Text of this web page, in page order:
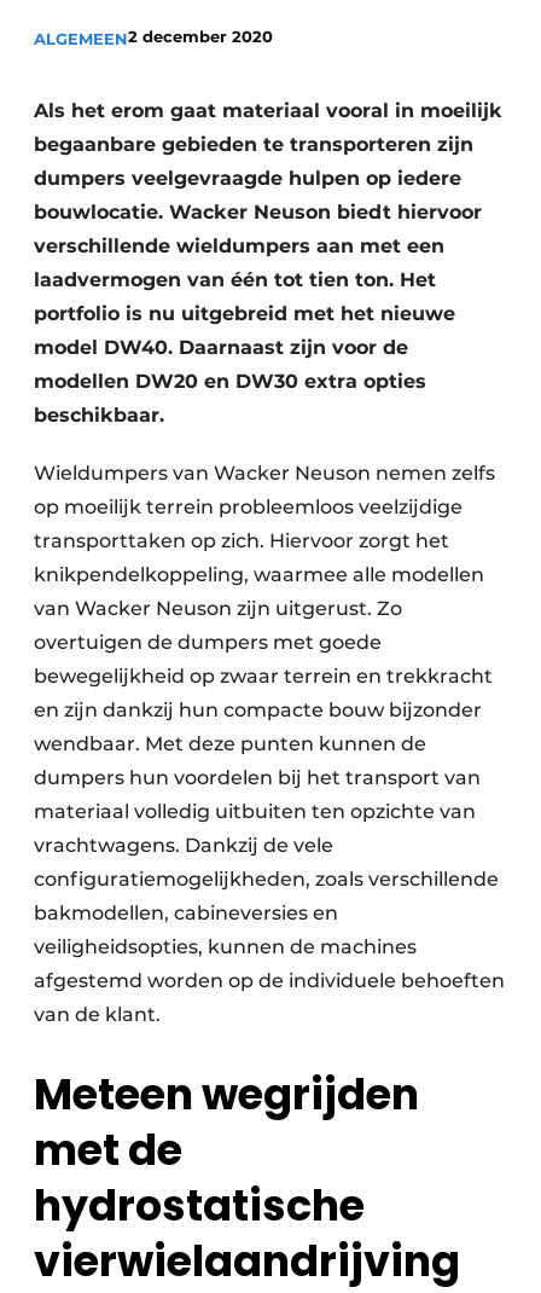
Video’s
ALGEMEEN2 december 2020
Als het erom gaat materiaal vooral in moeilijk
begaanbare gebieden te transporteren zijn
dumpers veelgevraagde hulpen op iedere
bouwlocatie. Wacker Neuson biedt hiervoor
verschillende wieldumpers aan met een
laadvermogen van één tot tien ton. Het
portfolio is nu uitgebreid met het nieuwe
model DW40. Daarnaast zijn voor de
modellen DW20 en DW30 extra opties
beschikbaar.
Wieldumpers van Wacker Neuson nemen zelfs
op moeilijk terrein probleemloos veelzijdige
transporttaken op zich. Hiervoor zorgt het
knikpendelkoppeling, waarmee alle modellen
van Wacker Neuson zijn uitgerust. Zo
overtuigen de dumpers met goede
bewegelijkheid op zwaar terrein en trekkracht
en zijn dankzij hun compacte bouw bijzonder
wendbaar. Met deze punten kunnen de
dumpers hun voordelen bij het transport van
materiaal volledig uitbuiten ten opzichte van
vrachtwagens. Dankzij de vele
configuratiemogelijkheden, zoals verschillende
bakmodellen, cabineversies en
veiligheidsopties, kunnen de machines
afgestemd worden op de individuele behoeften
van de klant.
Meteen wegrijden
met de
hydrostatische
vierwielaandrijving